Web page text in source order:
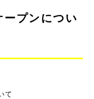
ープンについ
て